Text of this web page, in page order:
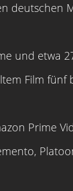
deutschen
und etwa
Film fünf
Prime